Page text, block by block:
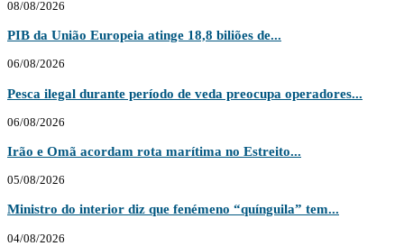
08/08/2026
PIB da União Europeia atinge 18,8 biliões de...
06/08/2026
Pesca ilegal durante período de veda preocupa operadores...
06/08/2026
Irão e Omã acordam rota marítima no Estreito...
05/08/2026
Ministro do interior diz que fenémeno “quínguila” tem...
04/08/2026